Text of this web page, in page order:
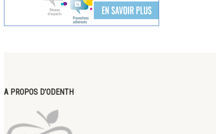
A PROPOS D’ODENTH